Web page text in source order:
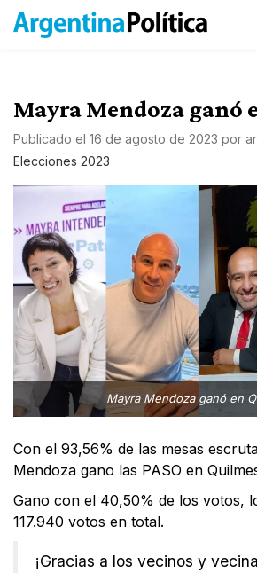
Mayra Mendoza ganó
Publicado el 16 de agosto de 2023 por
Elecciones 2023
Mayra Mendoza ganó en
Con el 93,56% de las mesas
Mendoza gano las PASO en
Gano con el 40,50% de los votos,
117.940 votos en total.
¡Gracias a los vecinos y